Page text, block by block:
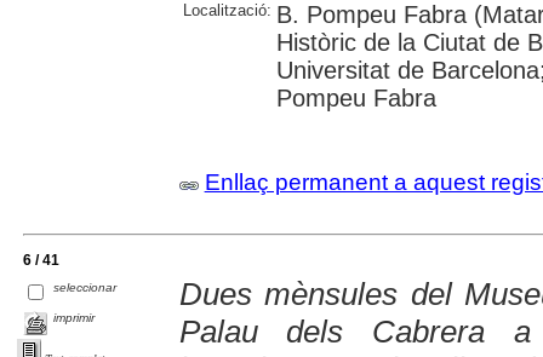
Localització: B. Pompeu Fabra
Històric de la Ciutat de
Universitat de
Pompeu Fabra
Enllaç permanent a aquest
6 / 41
seleccionar
imprimir
Dues mènsules del
Palau dels Cabrera a